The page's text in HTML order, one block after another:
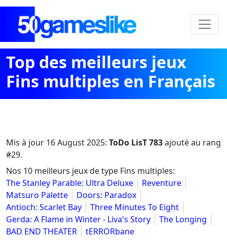
Top des meilleurs jeux
Fins multiples en Français
Mis à jour 16 August 2025: ToDo LisT 783ajouté au rang
#29.
Nos 10 meilleurs jeux de type Fins multiples:
The Stanley Parable: Ultra Deluxe
Reventure
Matsuro Palette
Doors: Paradox
Antioch: Scarlet Bay
Three Minutes To Eight
Gerda: A Flame in Winter - Liva's Story
The Longing
BAD END THEATER
tERRORbane